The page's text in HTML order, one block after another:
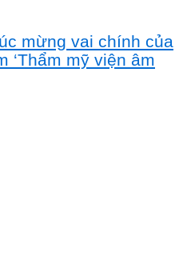
mừng vai chính của
‘Thẩm mỹ viện âm